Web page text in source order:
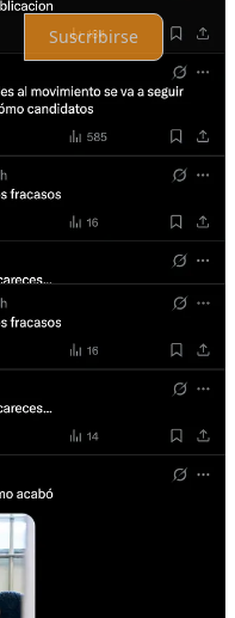
Suscribirse
Aviso de recolección